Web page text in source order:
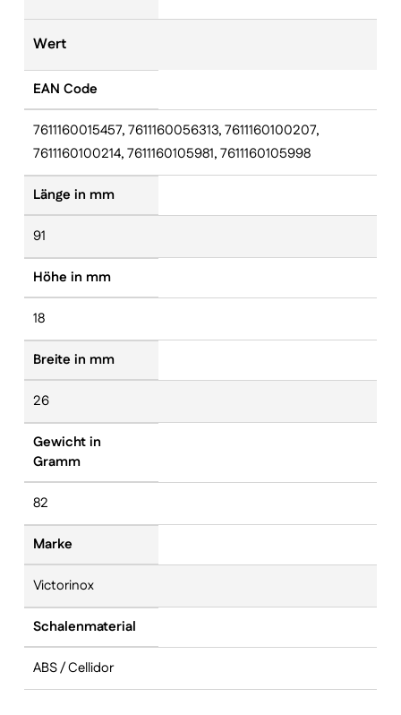
Wert
EAN Code
7611160015457, 7611160056313, 7611160100207,
7611160100214, 7611160105981, 7611160105998
Länge in mm
91
Höhe in mm
18
Breite in mm
26
Gewicht in
Gramm
82
Marke
Victorinox
Schalenmaterial
ABS / Cellidor